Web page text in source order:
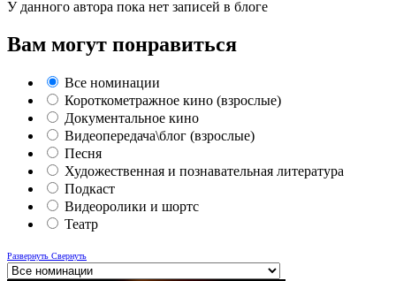
У данного автора пока нет записей в блоге
Вам могут понравиться
Все номинации
Короткометражное кино (взрослые)
Документальное кино
Видеопередача\блог (взрослые)
Песня
Художественная и познавательная литература
Подкаст
Видеоролики и шортс
Театр
Развернуть Свернуть